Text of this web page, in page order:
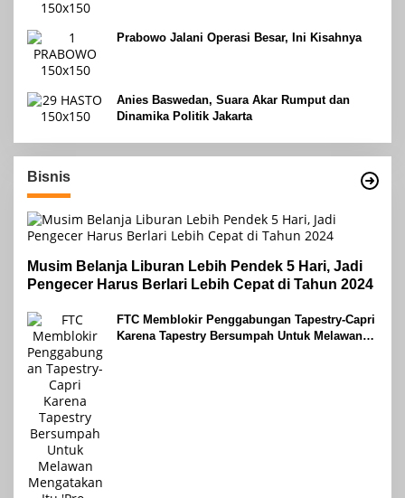
Prabowo Jalani Operasi Besar, Ini Kisahnya
Anies Baswedan, Suara Akar Rumput dan
Dinamika Politik Jakarta
Bisnis
Musim Belanja Liburan Lebih Pendek 5 Hari, Jadi
Pengecer Harus Berlari Lebih Cepat di Tahun 2024
FTC Memblokir Penggabungan Tapestry-Capri
Karena Tapestry Bersumpah Untuk Melawan